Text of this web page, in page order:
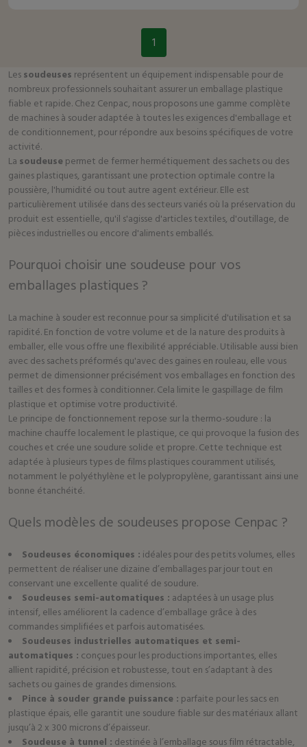
1
Lessoudeuses représentent un équipement indispensable pour de
nombreux professionnels souhaitant assurer un emballage plastique
fiable et rapide. Chez Cenpac, nous proposons une gamme complète
de machines à souder adaptée à toutes les exigences d'emballage et
de conditionnement, pour répondre aux besoins spécifiques de votre
activité.
La soudeusepermet de fermer hermétiquement des sachets ou des
gaines plastiques, garantissant une protection optimale contre la
poussière, l'humidité ou tout autre agent extérieur. Elle est
particulièrement utilisée dans des secteurs variés où la préservation du
produit est essentielle, qu'il s'agisse d'articles textiles, d'outillage, de
pièces industrielles ou encore d'aliments emballés.
Pourquoi choisir une soudeuse pour vos
emballages plastiques ?
La machine à souder est reconnue pour sa simplicité d'utilisation et sa
rapidité. En fonction de votre volume et de la nature des produits à
emballer, elle vous offre une flexibilité appréciable. Utilisable aussi bien
avec des sachets préformés qu'avec des gaines en rouleau, elle vous
permet de dimensionner précisément vos emballages en fonction des
tailles et des formes à conditionner. Cela limite le gaspillage de film
plastique et optimise votre productivité.
Le principe de fonctionnement repose sur la thermo-soudure : la
machine chauffe localement le plastique, ce qui provoque la fusion des
couches et crée une soudure solide et propre. Cette technique est
adaptée à plusieurs types de films plastiques couramment utilisés,
notamment le polyéthylène et le polypropylène, garantissant ainsi une
bonne étanchéité.
Quels modèles de soudeuses propose Cenpac ?
Soudeuses économiques : idéales pour des petits volumes, elles
permettent de réaliser une dizaine d’emballages par jour tout en
conservant une excellente qualité de soudure.
Soudeuses semi-automatiques : adaptées à un usage plus
intensif, elles améliorent la cadence d’emballage grâce à des
commandes simplifiées et parfois automatisées.
Soudeuses industrielles automatiques et semi-
automatiques : conçues pour les productions importantes, elles
allient rapidité, précision et robustesse, tout en s’adaptant à des
sachets ou gaines de grandes dimensions.
Pince à souder grande puissance : parfaite pour les sacs en
plastique épais, elle garantit une soudure fiable sur des matériaux allant
jusqu’à 2 x 300 microns d’épaisseur.
Soudeuse à tunnel : destinée à l’emballage sous film rétractable,